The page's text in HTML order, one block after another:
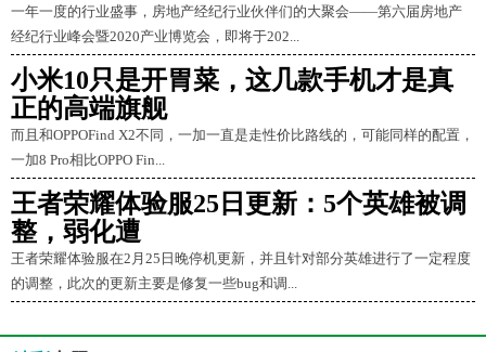
一年一度的行业盛事，房地产经纪行业伙伴们的大聚会——第六届房地产
经纪行业峰会暨2020产业博览会，即将于202...
小米10只是开胃菜，这几款手机才是真
正的高端旗舰
而且和OPPOFind X2不同，一加一直是走性价比路线的，可能同样的配置，
一加8 Pro相比OPPO Fin...
王者荣耀体验服25日更新：5个英雄被调
整，弱化遭
王者荣耀体验服在2月25日晚停机更新，并且针对部分英雄进行了一定程度
的调整，此次的更新主要是修复一些bug和调...